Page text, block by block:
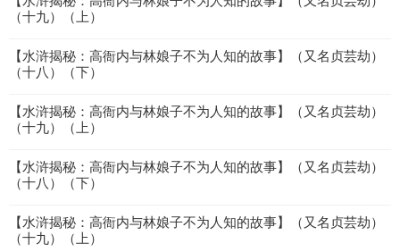
（十九）（上）
【水浒揭秘：高衙内与林娘子不为人知的故事】（又名贞芸劫）
（十八）（下）
【水浒揭秘：高衙内与林娘子不为人知的故事】（又名贞芸劫）
（十九）（上）
【水浒揭秘：高衙内与林娘子不为人知的故事】（又名贞芸劫）
（十八）（下）
【水浒揭秘：高衙内与林娘子不为人知的故事】（又名贞芸劫）
（十九）（上）